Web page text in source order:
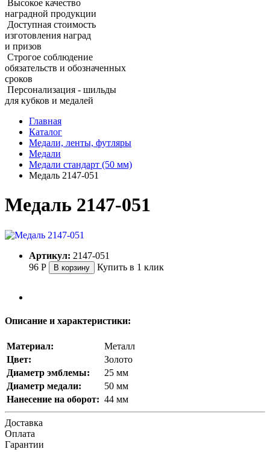
Высокое качество
наградной продукции
Доступная стоимость
изготовления наград
и призов
Строгое соблюдение
обязательств и обозначенных
сроков
Персонализация - шильды
для кубков и медалей
Главная
Каталог
Медали, ленты, футляры
Медали
Медали стандарт (50 мм)
Медаль 2147‑051
Медаль 2147‑051
Артикул: 2147-051
96 Р В корзину Купить в 1 клик
Описание и характеристики:
Материал:
Металл
Цвет:
Золото
Диаметр эмблемы:
25 мм
Диаметр медали:
50 мм
Нанесение на оборот: 44 мм
Доставка
Оплата
Гарантии